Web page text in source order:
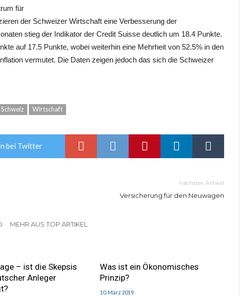
für
der Schweizer Wirtschaft eine Verbesserung der
stieg der Indikator der Credit Suisse deutlich um 18.4 Punkte.
auf 17.5 Punkte, wobei weiterhin eine Mehrheit von 52.5% in den
vermutet. Die Daten zeigen jedoch das sich die Schweizer
Schweiz Wirtschaft
bei Twitter
nächster Artikel
Versicherung für den Neuwagen
MEHR AUS TOP ARTIKEL
– ist die Skepsis
Anleger
Was ist ein Ökonomisches
Prinzip?
10. März 2019